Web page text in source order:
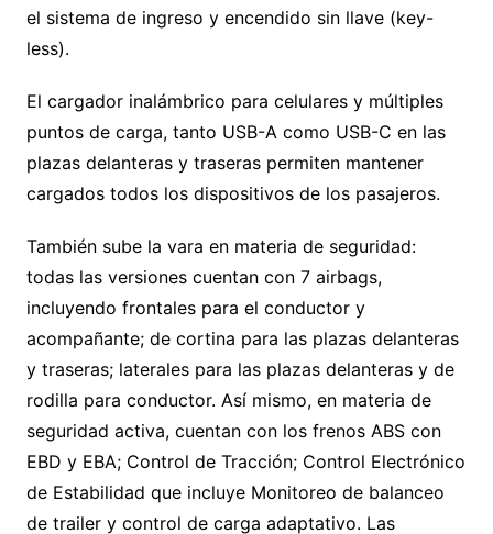
el sistema de ingreso y encendido sin llave (key-
less).
El cargador inalámbrico para celulares y múltiples
puntos de carga, tanto USB-A como USB-C en las
plazas delanteras y traseras permiten mantener
cargados todos los dispositivos de los pasajeros.
También sube la vara en materia de seguridad:
todas las versiones cuentan con 7 airbags,
incluyendo frontales para el conductor y
acompañante; de cortina para las plazas delanteras
y traseras; laterales para las plazas delanteras y de
rodilla para conductor. Así mismo, en materia de
seguridad activa, cuentan con los frenos ABS con
EBD y EBA; Control de Tracción; Control Electrónico
de Estabilidad que incluye Monitoreo de balanceo
de trailer y control de carga adaptativo. Las